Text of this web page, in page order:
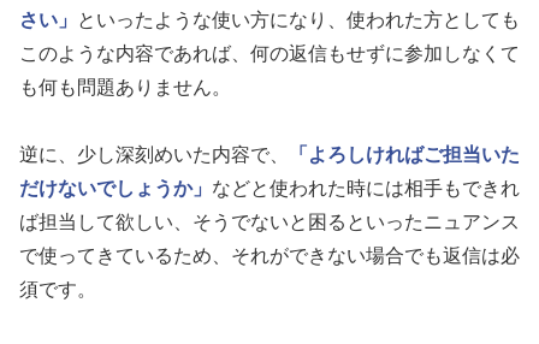
さい」
といったような使い方になり、使われた方としても
このような内容であれば、何の返信もせずに参加しなくて
も何も問題ありません。
逆に、少し深刻めいた内容で、
「よろしければご担当いた
だけないでしょうか」 などと使われた時には相手もできれ
ば担当して欲しい、そうでないと困るといったニュアンス
で使ってきているため、それができない場合でも返信は必
須です。